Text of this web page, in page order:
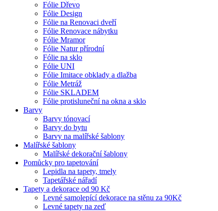
Fólie Dřevo
Fólie Design
Fólie na Renovaci dveří
Fólie Renovace nábytku
Fólie Mramor
Fólie Natur přírodní
Fólie na sklo
Fólie UNI
Fólie Imitace obklady a dlažba
Fólie Metráž
Fólie SKLADEM
Fólie protisluneční na okna a sklo
Barvy
Barvy tónovací
Barvy do bytu
Barvy na malířské šablony
Malířské šablony
Malířské dekorační šablony
Pomůcky pro tapetování
Lepidla na tapety, tmely
Tapetářské nářadí
Tapety a dekorace od 90 Kč
Levné samolepící dekorace na stěnu za 90Kč
Levné tapety na zeď